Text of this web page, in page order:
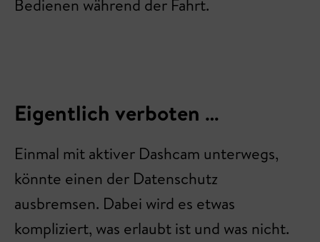
Bedienen während der Fahrt.
Eigentlich verboten …
Einmal mit aktiver Dashcam unterwegs,
könnte einen der Datenschutz
ausbremsen. Dabei wird es etwas
kompliziert, was erlaubt ist und was nicht.